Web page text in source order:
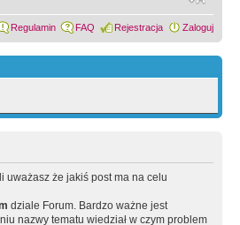
Regulamin FAQ Rejestracja Zaloguj
uważasz że jakiś post ma na celu
dziale Forum. Bardzo ważne jest
nazwy tematu wiedział w czym problem